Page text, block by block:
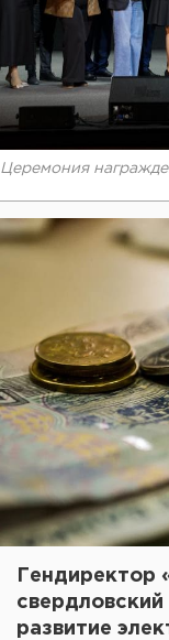
Церемония
Гендиректор
развитие